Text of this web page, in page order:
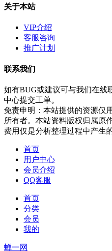
关于本站
VIP介绍
客服咨询
推广计划
联系我们
如有BUG或建议可与我们在线
中心提交工单。
免责申明：本站提供的资源仅
所有者。本站资料版权归属原
费用仅是分析整理过程中产生
首页
用户中心
会员介绍
QQ客服
首页
分类
会员
我的
蝉一网